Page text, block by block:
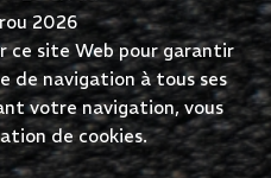
2026
ce site Web pour garantir
de navigation à tous ses
votre navigation, vous
de cookies.